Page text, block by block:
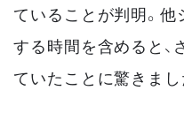
ていることが判明。
する時間を含めると
ていたことに驚きまし